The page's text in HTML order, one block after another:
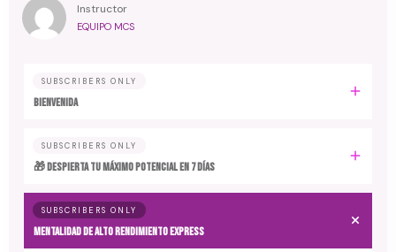
Instructor
EQUIPO MCS
SUBSCRIBERS ONLY
BIENVENIDA
SUBSCRIBERS ONLY
🎁 DESPIERTA TU MÁXIMO POTENCIAL EN 7 DÍAS
SUBSCRIBERS ONLY
MENTALIDAD DE ALTO RENDIMIENTO EXPRESS